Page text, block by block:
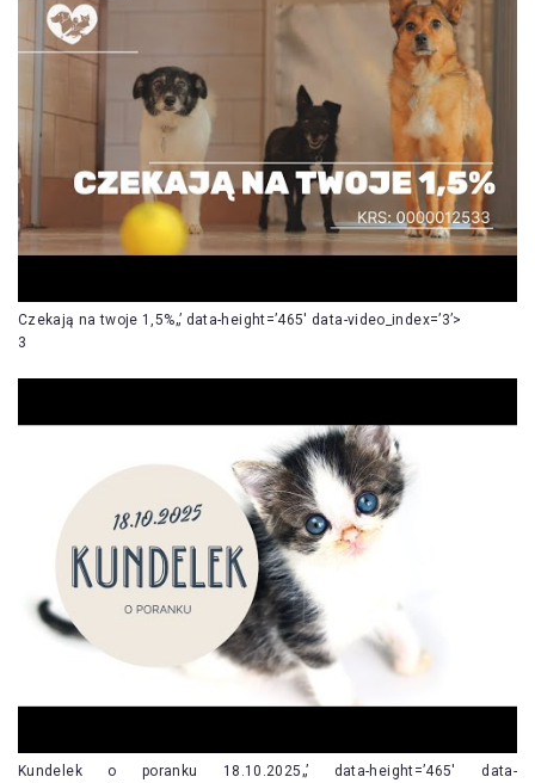
Czekają na twoje 1,5%„’ data-height=’465′ data-video_index=’3’>
3
Kundelek o poranku 18.10.2025„’ data-height=’465′ data-